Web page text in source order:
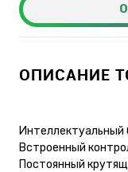
ОПИСАНИЕ
Интеллектуальный
Встроенный
Постоянный